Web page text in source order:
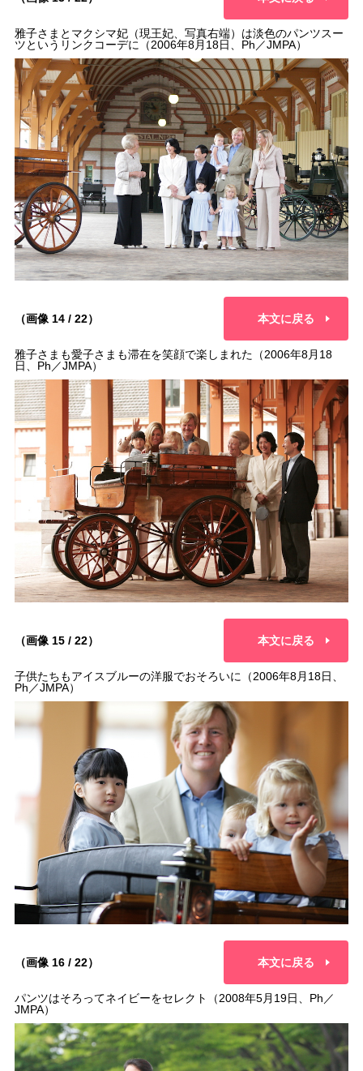
雅子さまとマクシマ妃（現王妃、写真右端）は淡色のパンツスー
ツというリンクコーデに（2006年8月18日、Ph／JMPA）
（画像 14 / 22） 本文に戻る
雅子さまも愛子さまも滞在を笑顔で楽しまれた（2006年8月18
日、Ph／JMPA）
（画像 15 / 22） 本文に戻る
子供たちもアイスブルーの洋服でおそろいに（2006年8月18日、
Ph／JMPA）
（画像 16 / 22） 本文に戻る
パンツはそろってネイビーをセレクト（2008年5月19日、Ph／
JMPA）